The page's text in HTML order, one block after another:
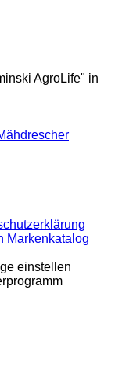
AgroLife" in
Markenkatalog
einstellen